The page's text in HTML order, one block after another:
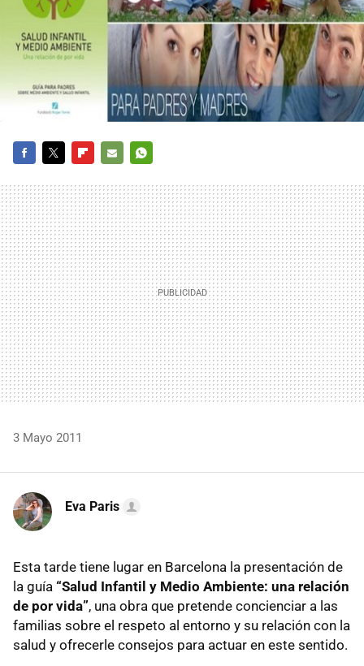
MAIL
3 Mayo 2011
Eva Paris
Esta tarde tiene lugar en Barcelona la presentación de
la guía “Salud Infantil y Medio Ambiente: una relación
de por vida”, una obra que pretende concienciar a las
familias sobre el respeto al entorno y su relación con la
salud y ofrecerle consejos para actuar en este sentido.